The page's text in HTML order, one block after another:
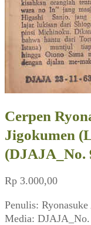
Cerpen
Jigokumen
(DJAJA_No.
Rp 3.000,00
Penulis:
Media: